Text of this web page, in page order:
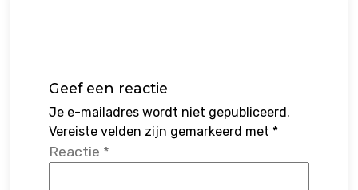
Geef een reactie
Je e-mailadres wordt niet gepubliceerd.
Vereiste velden zijn gemarkeerd met *
Reactie *